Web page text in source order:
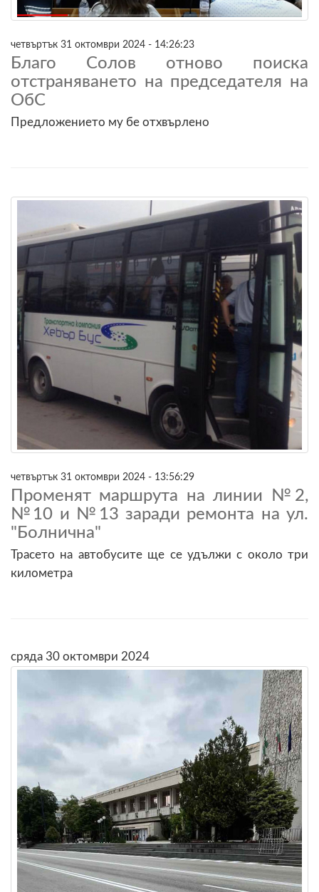
четвъртък 31 октомври 2024 - 14:26:23
Благо Солов отново поиска
отстраняването на председателя на
ОбС
Предложението му бе отхвърлено
четвъртък 31 октомври 2024 - 13:56:29
Променят маршрута на линии №2,
№10 и №13 заради ремонта на ул.
"Болнична"
Трасето на автобусите ще се удължи с около три
километра
сряда 30 октомври 2024